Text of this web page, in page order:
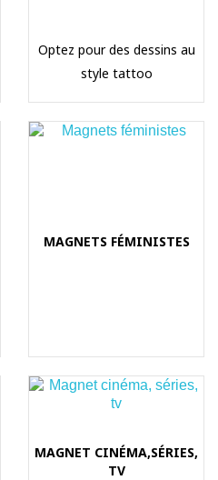
Optez pour des dessins au
style tattoo
MAGNETS FÉMINISTES
MAGNET CINÉMA,SÉRIES,
TV